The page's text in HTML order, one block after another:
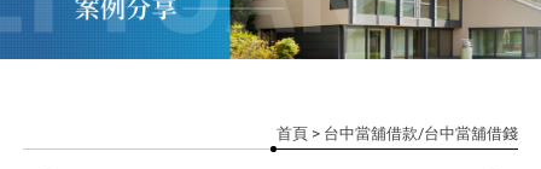
首頁 > 台中當舖借款/台中當舖借錢